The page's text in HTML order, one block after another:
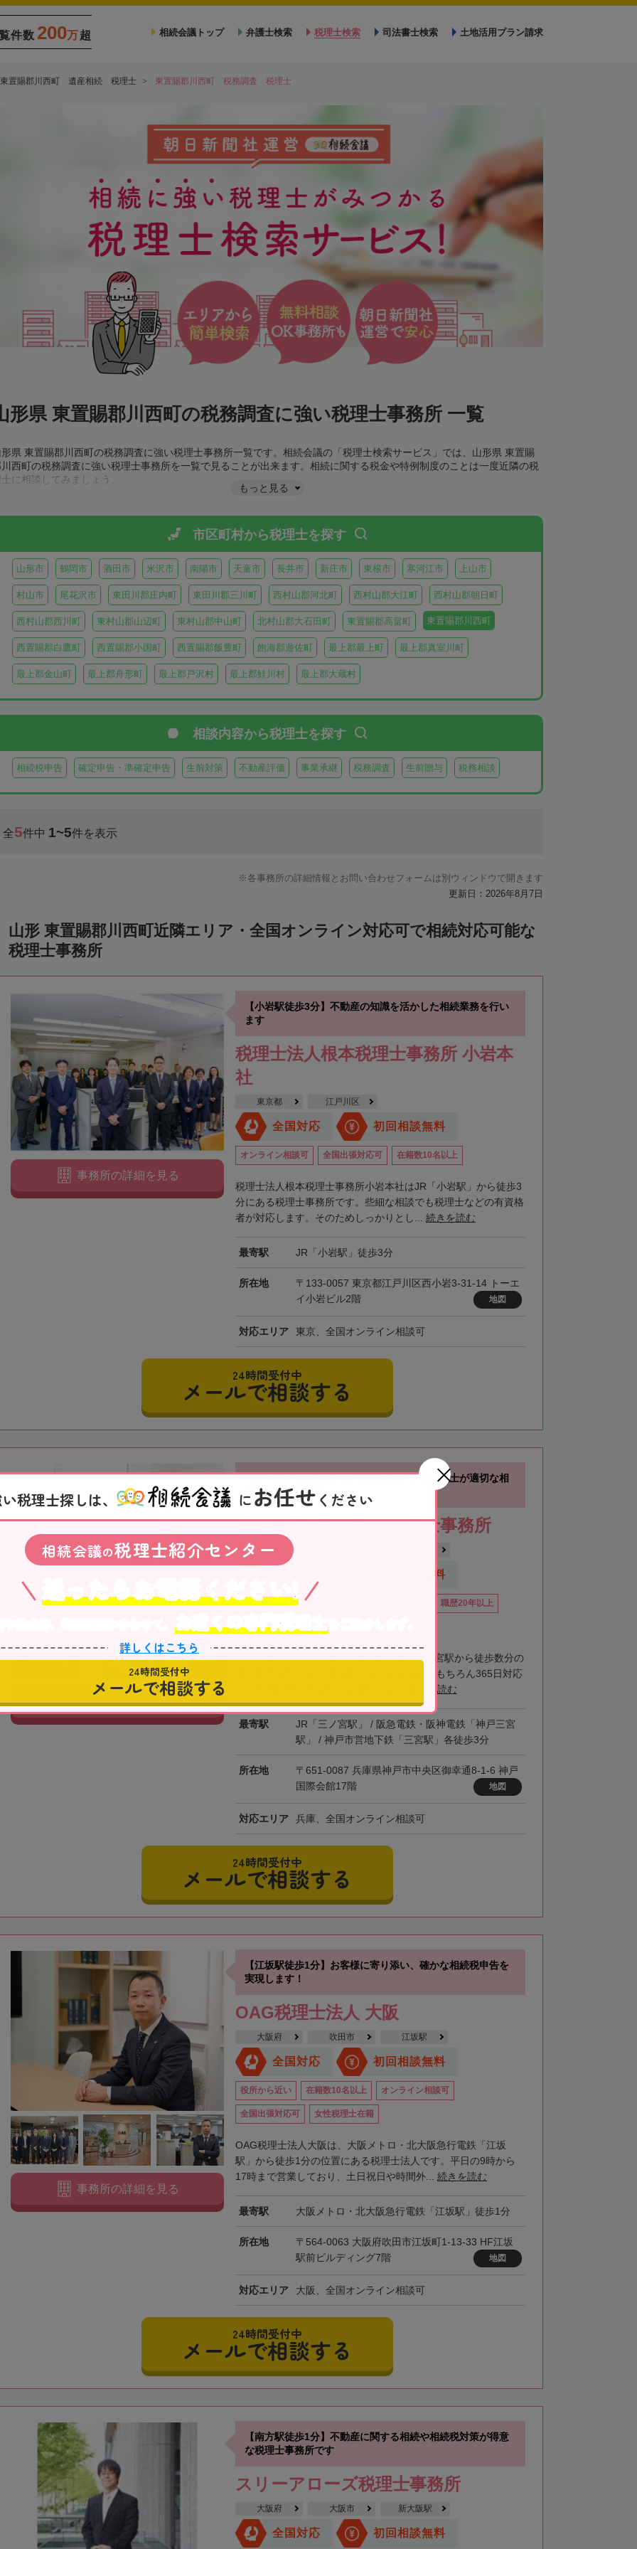
件数 200万超 相続会議トップ 弁護士検索 税理士検索 司法書士検索 土地活用プラン請求
東置賜郡川西町 遺産相続 税理士 東置賜郡川西町 税務調査 税理士
形県 東置賜郡川西町の税務調査に強い税理士事務所 一覧
県 東置賜郡川西町の税務調査に強い税理士事務所一覧です。相続会議の「税理士検索サービス」では、山形県 東置賜
西町の税務調査に強い税理士事務所を一覧で見ることが出来ます。相続に関する税金や特例制度のことは一度近隣の税
に相談してみましょう。
もっと見る
市区町村から税理士を探す
山形市 鶴岡市 酒田市 米沢市 南陽市 天童市 長井市 新庄市 東根市 寒河江市 上山市
村山市 尾花沢市 東田川郡庄内町 東田川郡三川町 西村山郡河北町 西村山郡大江町 西村山郡朝日町
西村山郡西川町 東村山郡山辺町 東村山郡中山町 北村山郡大石田町 東置賜郡高畠町 東置賜郡川西町
西置賜郡白鷹町 西置賜郡小国町 西置賜郡飯豊町 飽海郡遊佐町 最上郡最上町 最上郡真室川町
最上郡金山町 最上郡舟形町 最上郡戸沢村 最上郡鮭川村 最上郡大蔵村
相談内容から税理士を探す
相続税申告 確定申告・準確定申告 生前対策 不動産評価 事業承継 税務調査 生前贈与 税務相談
全5件中 1~5件を表示
各事務所の詳細情報とお問い合わせフォームは別ウィンドウで開きます
更新日：2026年8月7日
山形 東置賜郡川西町近隣エリア・全国オンライン対応可で相続対応可能な
税理士事務所
【小岩駅徒歩3分】不動産の知識を活かした相続業務を行い
ます
税理士法人根本税理士事務所 小岩本
社
東京都 江戸川区
全国対応 初回相談無料
オンライン相談可 全国出張対応可 在籍数10名以上
税理士法人根本税理士事務所小岩本社はJR「小岩駅」から徒歩3
分にある税理士事務所です。些細な相談でも税理士などの有資格
者が対応します。そのためしっかりとし... 続きを読む
最寄駅 JR「小岩駅」徒歩3分
所在地
〒133-0057 東京都江戸川区西小岩3-31-14 トーエ
イ小岩ビル2階
地図
対応エリア 東京、全国オンライン相談可
事務所の詳細を見る
24時間受付中
メールで相談する
【三ノ宮駅徒歩3分】銀行顧問経験のある税理士が適切な相
続税対策をご提案
近江清秀公認会計士税理士事務所
兵庫県
初回相談無料
土日祝OK オンライン相談可 職歴20年以上
駐車場あり
近江清秀公認会計士税理士事務所の強みは三宮駅から徒歩数分の
神戸国際会館17階に事務所があります土日はもちろん365日対応
続きを読む
最寄駅
JR「三ノ宮駅」 / 阪急電鉄・阪神電鉄「神戸三宮
駅」 / 神戸市営地下鉄「三宮駅」各徒歩3分
所在地
〒651-0087 兵庫県神戸市中央区御幸通8-1-6 神戸
国際会館17階
地図
対応エリア 兵庫、全国オンライン相談可
事務所の詳細を見る
24時間受付中
メールで相談する
【江坂駅徒歩1分】お客様に寄り添い、確かな相続税申告を
実現します！
OAG税理士法人 大阪
大阪府 吹田市 江坂駅
全国対応 初回相談無料
役所から近い 在籍数10名以上 オンライン相談可
全国出張対応可 女性税理士在籍
OAG税理士法人大阪は、大阪メトロ・北大阪急行電鉄「江坂
駅」から徒歩1分の位置にある税理士法人です。平日の9時から
17時まで営業しており、土日祝日や時間外... 続きを読む
最寄駅 大阪メトロ・北大阪急行電鉄「江坂駅」徒歩1分
所在地
〒564-0063 大阪府吹田市江坂町1-13-33 HF江坂
駅前ビルディング7階
地図
対応エリア 大阪、全国オンライン相談可
事務所の詳細を見る
24時間受付中
メールで相談する
【南方駅徒歩1分】不動産に関する相続や相続税対策が得意
な税理士事務所です
スリーアローズ税理士事務所
大阪府 大阪市 新大阪駅
全国対応 初回相談無料
税理士探しは、 にお任せ ください
相続会議の税理士紹介センター
迷ったらお電話ください!
お近くの専門税理士
詳しくはこちら
24時間受付中
メールで相談する